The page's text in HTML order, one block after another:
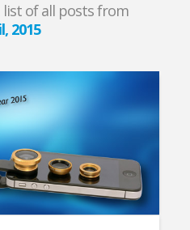
list of all posts from
2015